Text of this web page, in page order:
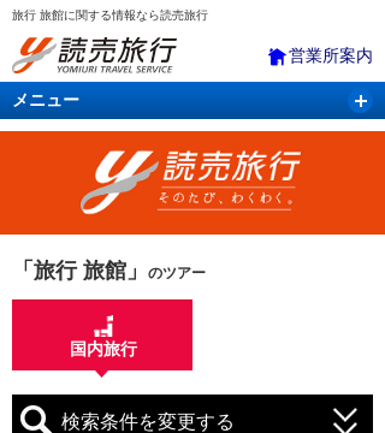
旅行 旅館に関する情報なら読売旅行
営業所案内
メニュー
国内旅行 バスツアー 海外旅行
「旅行 旅館」 のツアー
国内旅行
検索条件を変更する